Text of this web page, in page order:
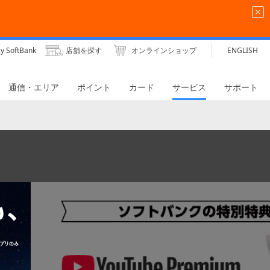
SoftBank 店舗を探す オンラインショップ ENGLISH
通信・エリア ポイント カード サービス サポート